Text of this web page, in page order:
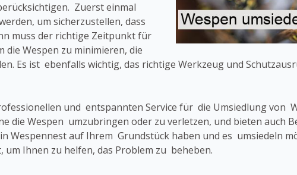
Zuerst einmal
um sicherzustellen, dass
muss der richtige Zeitpunkt für
Wespen zu minimieren, die
Es ist ebenfalls wichtig, das richtige Werkzeug und
und entspannten Service für die Umsiedlung von
die Wespen umzubringen oder zu verletzen, und bieten auch
Wespennest auf Ihrem Grundstück haben und es umsiedeln
Ihnen zu helfen, das Problem zu beheben.